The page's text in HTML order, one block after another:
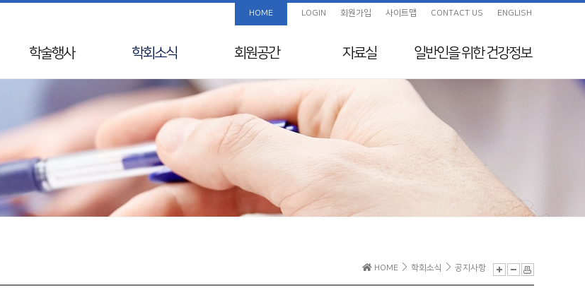
학술행사
학술행사 리스트
춘계학술대회
추계학술대회
SIDDS
KDDW
APDW
학회소식
공지사항
국내외 행사일정
뉴스레터
윤리레터
논문상/연구비
회원공간
사진/화보
회원 검색
해외학회지원
자료실
임상진료지침 정보센
교육자료
전임의 교육목표
보험정보 및 Q&A
지도전문의
전공의를 위한 E-
일반인을 위한건강정보
일반인을 위한 건강정보
HOME LOGIN 회원가입 사이트맵 CONTACT US ENGLISH
HOME 학회소식 공지사항